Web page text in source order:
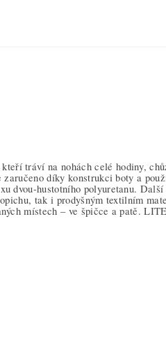
tráví na nohách celé hodiny,
díky konstrukci boty a
dvou-hustotního polyuretanu.
tak i prodyšným textilním
místech – ve špičce a patě.